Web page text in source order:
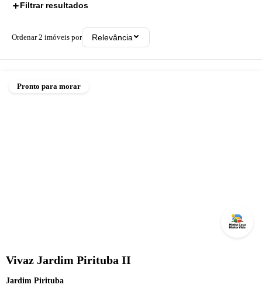
Filtrar resultados
Ordenar2 imóveis por Relevância
Pronto para morar
Vivaz Jardim Pirituba II
Jardim Pirituba